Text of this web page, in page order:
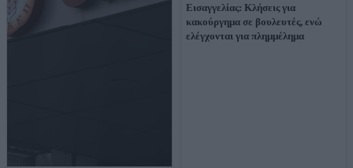
Εισαγγελίας: Κλήσεις για
κακούργημα σε βουλευτές, ενώ
ελέγχονται για πλημμέλημα